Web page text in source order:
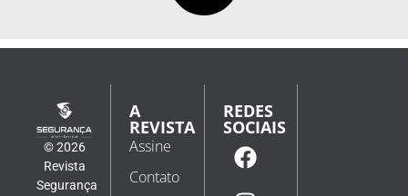
© 2026
Revista
Segurança
A
REVISTA
Assine
Contato
REDES
SOCIAIS